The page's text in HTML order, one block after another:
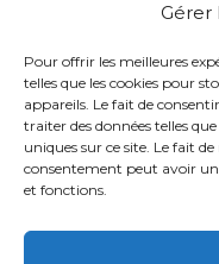
Gérer
Pour offrir les meilleures
telles que les cookies pour
appareils. Le fait de
traiter des données telles
uniques sur ce site. Le fait
consentement peut avoir
et fonctions.
C.G.V.